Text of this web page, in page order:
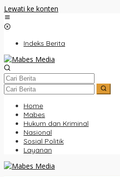
Lewati ke konten
Indeks Berita
Home
Mabes
Hukum dan Kriminal
Nasional
Sosial Politik
Layanan